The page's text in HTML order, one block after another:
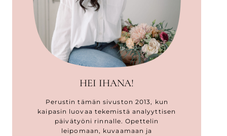
HEI IHANA!
Perustin tämän sivuston 2013, kun
kaipasin luovaa tekemistä analyyttisen
päivätyöni rinnalle. Opettelin
leipomaan, kuvaamaan ja